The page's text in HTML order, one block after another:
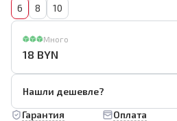
6
8 10
Много
18 BYN
Нашли дешевле?
Гарантия
Оплата